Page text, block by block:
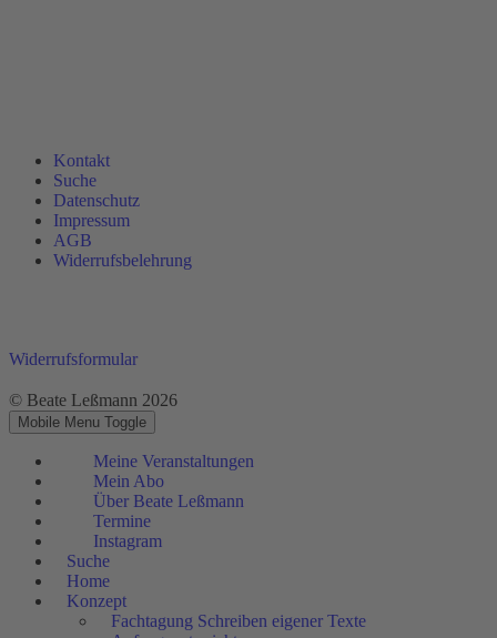
Kontakt
Suche
Datenschutz
Impressum
AGB
Widerrufsbelehrung
Widerrufsformular
© Beate Leßmann 2026
Mobile Menu Toggle
Meine Veranstaltungen
Mein Abo
Über Beate Leßmann
Termine
Instagram
Suche
Home
Konzept
Fachtagung Schreiben eigener Texte